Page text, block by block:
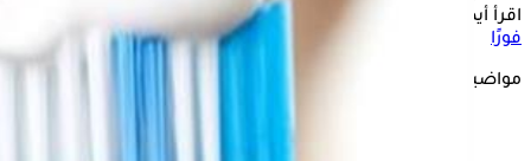
اقرأ أيضًا:
4 أعراض احذرها في أسنانك الأمامية- استشر الطبيب
فورًا
مواضيع ذات صلة